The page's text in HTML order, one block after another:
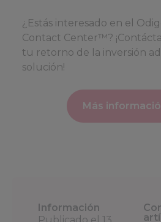
¿Estás interesado en el
Contact Center™?
tu retorno de la inversión
solución!
Más
Información